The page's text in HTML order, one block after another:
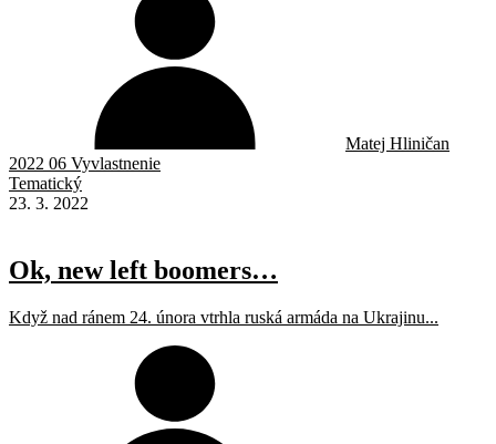
Matej Hliničan
2022 06 Vyvlastnenie
Tematický
23. 3. 2022
Ok, new left boomers…
Když nad ránem 24. února vtrhla ruská armáda na Ukrajinu...